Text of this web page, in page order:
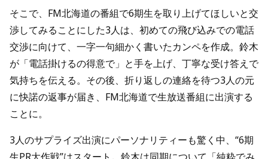
そこで、FM北海道の番組で6期生を取り上げてほしいと交
渉してみることにした3人は、初めての飛び込みでの電話
交渉に向けて、一字一句細かく書いたカンペを作成。鈴木
が「電話掛けるの得意で」と手を上げ、丁寧な受け答えで
気持ちを伝える。その後、折り返しの連絡を待つ3人の元
に快諾の返事が届き、FM北海道で生放送番組に出演する
ことに。
3人のサプライズ出演にパーソナリティーも驚く中、“6期